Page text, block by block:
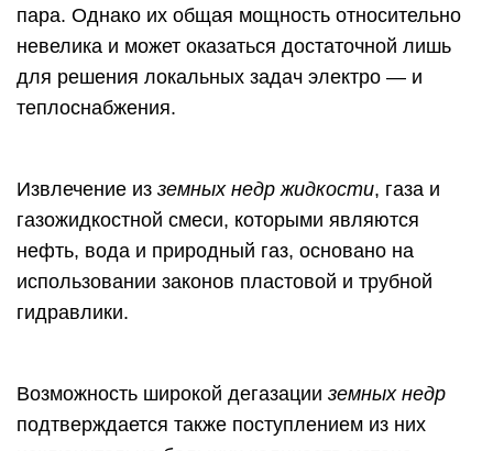
пара. Однако их общая мощность относительно
невелика и может оказаться достаточной лишь
для решения локальных задач электро — и
теплоснабжения.
Извлечение из земных недр жидкости, газа и
газожидкостной смеси, которыми являются
нефть, вода и природный газ, основано на
использовании законов пластовой и трубной
гидравлики.
Возможность широкой дегазации земных недр
подтверждается также поступлением из них